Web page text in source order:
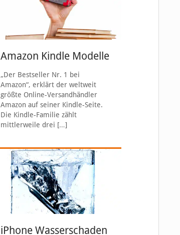
Amazon Kindle Modelle
„Der Bestseller Nr. 1 bei
Amazon“, erklärt der weltweit
größte Online-Versandhändler
Amazon auf seiner Kindle-Seite.
Die Kindle-Familie zählt
mittlerweile drei […]
iPhone Wasserschaden